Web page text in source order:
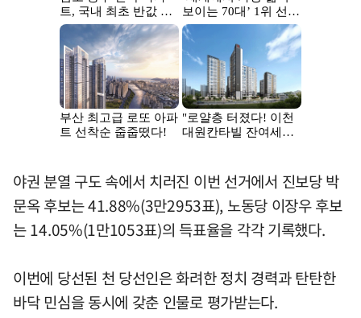
야권 분열 구도 속에서 치러진 이번 선거에서 진보당 박
문옥 후보는 41.88%(3만2953표), 노동당 이장우 후보
는 14.05%(1만1053표)의 득표율을 각각 기록했다.
이번에 당선된 천 당선인은 화려한 정치 경력과 탄탄한
바닥 민심을 동시에 갖춘 인물로 평가받는다.